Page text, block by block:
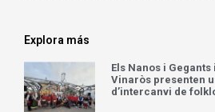
Explora más
Els Nanos i Gegants
Vinaròs presenten
d’intercanvi de